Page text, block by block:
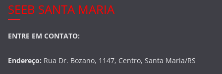
SEEB SANTA MARIA
ENTRE EM CONTATO:
Endereço: Rua Dr. Bozano, 1147, Centro, Santa Maria/RS